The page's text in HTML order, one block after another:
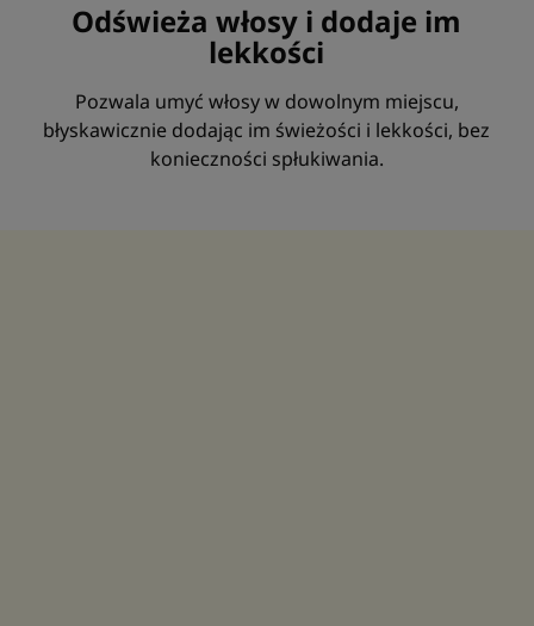
Odświeża włosy i dodaje im
lekkości
Pozwala umyć włosy w dowolnym miejscu,
błyskawicznie dodając im świeżości i lekkości, bez
konieczności spłukiwania.